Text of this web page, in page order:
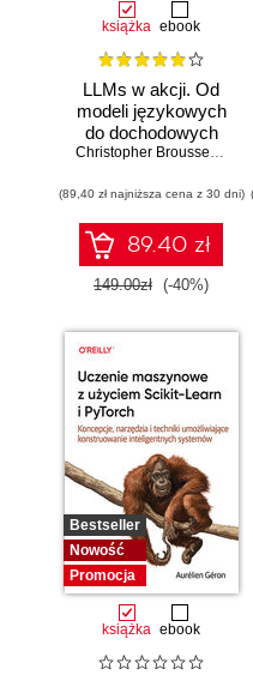
książka ebook
LLMs w akcji. Od
modeli językowych
do dochodowych
produktów
Christopher Brousseau
(89,40 zł najniższa cena z 30 dni)
89.40 zł
149.00zł (-40%)
Bestseller
Nowość
Promocja
książka ebook